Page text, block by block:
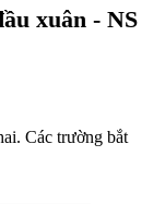
xuân - NS
Các trường bắt